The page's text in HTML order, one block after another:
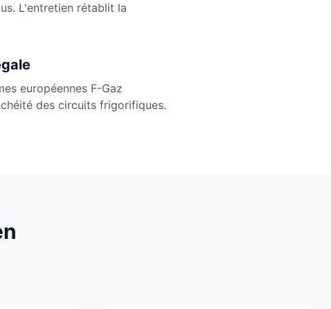
L'entretien rétablit la
européennes F-Gaz
des circuits frigorifiques.